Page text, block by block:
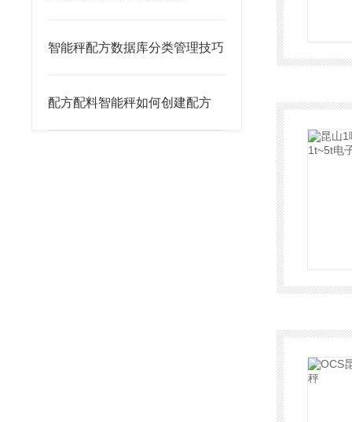
智能秤配方数据库分类管理技巧
配方配料智能秤如何创建配方